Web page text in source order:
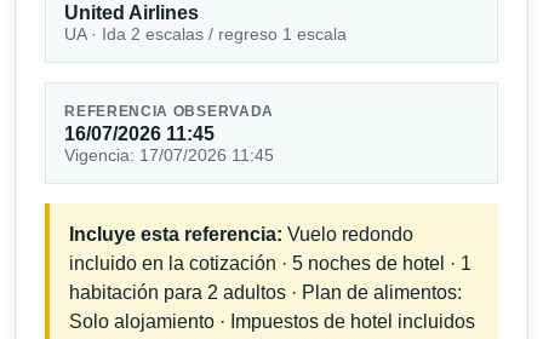
United Airlines
UA · Ida 2 escalas / regreso 1 escala
REFERENCIA OBSERVADA
16/07/2026 11:45
Vigencia: 17/07/2026 11:45
Incluye esta referencia: Vuelo redondo
incluido en la cotización · 5 noches de hotel · 1
habitación para 2 adultos · Plan de alimentos:
Solo alojamiento · Impuestos de hotel incluidos